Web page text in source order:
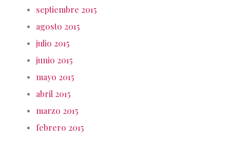
septiembre 2015
agosto 2015
julio 2015
junio 2015
mayo 2015
abril 2015
marzo 2015
febrero 2015